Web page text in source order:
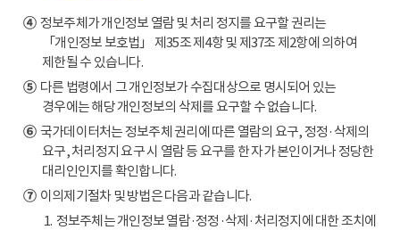
④정보주체가 개인정보 열람 및 처리 정지를 요구할 권리는
「개인정보 보호법」 제35조 제4항 및 제37조 제2항에 의하여
제한될 수 있습니다.
⑤다른 법령에서 그 개인정보가 수집대상으로 명시되어 있는
경우에는 해당 개인정보의 삭제를 요구할 수 없습니다.
⑥국가데이터처는 정보주체 권리에 따른 열람의 요구, 정정·삭제의
요구, 처리정지 요구 시 열람 등 요구를 한 자가 본인이거나 정당한
대리인인지를 확인합니다.
⑦이의제기절차 및 방법은 다음과 같습니다.
1. 정보주체는 개인정보 열람·정정·삭제·처리정지에 대한 조치에